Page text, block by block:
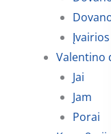
Valentino
Jai
Jam
Porai